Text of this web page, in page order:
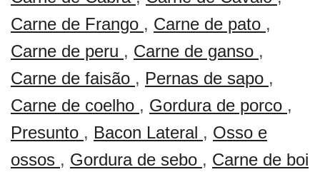
Carne de Frango , Carne de pato ,
Carne de peru , Carne de ganso ,
Carne de faisão , Pernas de sapo ,
Carne de coelho , Gordura de porco ,
Presunto , Bacon Lateral , Osso e
ossos , Gordura de sebo , Carne de boi